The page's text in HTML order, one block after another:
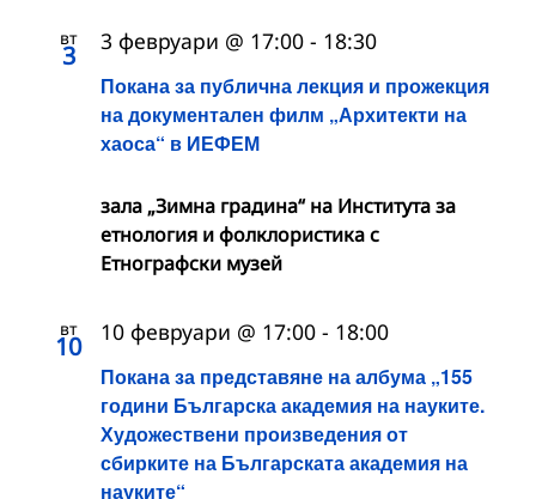
вт
3
Покана за публична лекция и прожекция
на документален филм „Архитекти на
хаоса“ в ИЕФЕМ
3 февруари @ 17:00 - 18:30
зала „Зимна градина“ на Института за
етнология и фолклористика с
Етнографски музей
вт
10
Покана за представяне на албума „155
години Българска академия на науките.
Художествени произведения от
сбирките на Българската академия на
науките“
10 февруари @ 17:00 - 18:00